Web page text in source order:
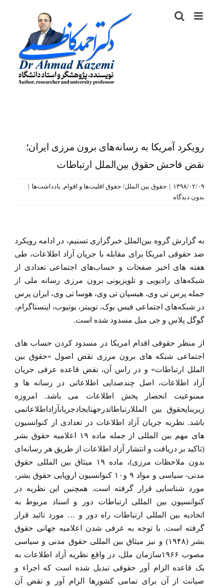
رویکرد آمریکا به رسانه‌های برون مرزی ایران؛
نقض فاحش حقوق بین‌الملل ارتباطات
۱۳۹۸/۰۲/۰۹ | حقوق بین الملل/ حقوق اقلیت‌ها و اقوام یادداشت‌ها |
بدون دیدگاه
تصویر
بزرگ
به گزارش گروه بین‌الملل خبرگزاری تسنیم، در ادامه رویکرد
ضد حقوقی امریکا برای مقابله با جریان آزاد اطلاعات، طی
هفته های اخیر صفحات و حساب‌های اجتماعی تعدادی از
شبکه‌های رادیویی و تلویزیونی برون مرزی رسانه ملی از
جمله پرس تی وی، هیسپان تی وی، هوسا تی وی، ایران پرس
در شبکه‌های اجتماعی فیس بوک، توییتر، یوتیوب، اینستاگرام،
گوگل پلاس و جی میل مسدود شده است.
از منظر حقوقی اقدام امریکا در مسدود کردن حساب های
اجتماعی شبکه های برون مرزی نقض اصول «حقوق بین
الملل ارتباطات» و در راس آن، نقض قاعده عرفی جریان
آزاد اطلاعات، اصل چندصدایی اطلاعاتی در رسانه ها و
ممنوعیت انحصار پخش اطلاعات می باشد. امروزه
زیربنایحقوق بین المللارتباطاتدرجهتایجادجریانآزاداطلاعاتمی
باشد. نظریه جریان آزاد اطلاعات در تعدادی از کنوانسیون
های مهم بین المللی از جمله ماده ۱۹ اعلامیه حقوق بشر
(تاکید بر دریافت و انتشار آزاد اطلاعات از طریق هر رسانه‌ای
بدون ملاحظات مرزی)، ماده ۱۹ میثاق بین المللی حقوق
مدنی- سیاسی و مواد ۹ و۱۰ کنوانسیون اروپایی حقوق بشر،
مورد شناسایی قرار گرفته است. همچنین این نظریه در
کنوانسیون بین المللی ارتباطات دور و اسناد مربوط به
اتحادیه بین المللی ارتباطات راه دور و … مورد تائید قرار
گرفته است. با توجه به عرفی شدن اعلامیه جهانی حقوق
بشر (۱۹۴۸) و نیز میثاق بین المللی حقوق مدنی و سیاسی
مصوب ۱۹۶۶سازمان ملل، در واقع نظریه آزاد اطلاعات به
یک قاعده الزام آور حقوقی تبدیل شده است که اجراء و
صیانت از آن برای تمامی کشورها الزام آور و نقض آن